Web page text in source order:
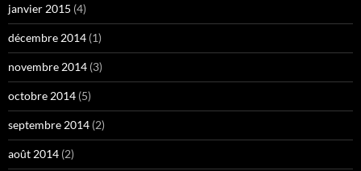
janvier 2015 (4)
décembre 2014 (1)
novembre 2014 (3)
octobre 2014 (5)
septembre 2014 (2)
août 2014 (2)